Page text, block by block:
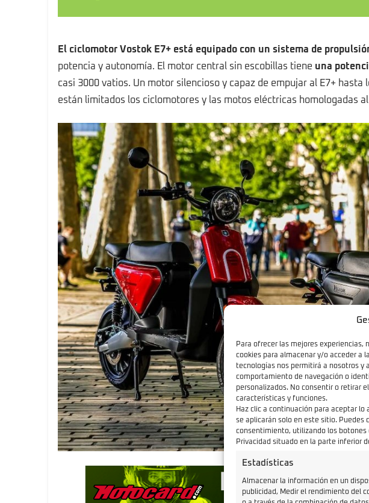
Para ofrecer las mejores
cookies para almacenar y/o acceder a
tecnologías nos permitirá a nosotros y
comportamiento de navegación o
personalizados. No consentir o retirar
características y funciones.
Haz clic a continuación para aceptar
se aplicarán solo en este sitio.
consentimiento, utilizando los botones
Privacidad situado en la parte inferior
Estadísticas
Almacenar la información en un
publicidad, Medir el rendimiento del
El ciclomotor Vostok E7+ está equipado con un sistema de
potencia y autonomía. El motor central sin escobillas tiene una
casi 3000 vatios. Un motor silencioso y capaz de empujar al E7+ hasta
están limitados los ciclomotores y las motos eléctricas homologadas